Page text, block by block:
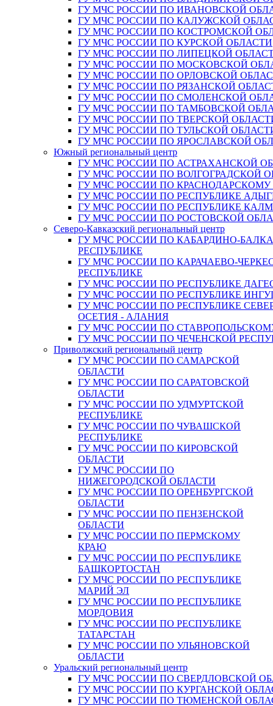
ГУ МЧС РОССИИ ПО ИВАНОВСКОЙ
ГУ МЧС РОССИИ ПО КАЛУЖСКОЙ
ГУ МЧС РОССИИ ПО КОСТРОМСКОЙ
ГУ МЧС РОССИИ ПО КУРСКОЙ ОБЛАСТИ
ГУ МЧС РОССИИ ПО ЛИПЕЦКОЙ
ГУ МЧС РОССИИ ПО МОСКОВСКОЙ
ГУ МЧС РОССИИ ПО ОРЛОВСКОЙ
ГУ МЧС РОССИИ ПО РЯЗАНСКОЙ
ГУ МЧС РОССИИ ПО СМОЛЕНСКОЙ
ГУ МЧС РОССИИ ПО ТАМБОВСКОЙ
ГУ МЧС РОССИИ ПО ТВЕРСКОЙ
ГУ МЧС РОССИИ ПО ТУЛЬСКОЙ
ГУ МЧС РОССИИ ПО ЯРОСЛАВСКОЙ
Южный региональный центр
ГУ МЧС РОССИИ ПО АСТРАХАНСКОЙ
ГУ МЧС РОССИИ ПО ВОЛГОГРАДСКОЙ
ГУ МЧС РОССИИ ПО
ГУ МЧС РОССИИ ПО РЕСПУБЛИКЕ
ГУ МЧС РОССИИ ПО РЕСПУБЛИКЕ
ГУ МЧС РОССИИ ПО РОСТОВСКОЙ
Северо-Кавказский региональный центр
ГУ МЧС РОССИИ ПО КАБАРДИНО-
РЕСПУБЛИКЕ
ГУ МЧС РОССИИ ПО КАРАЧАЕВО-
РЕСПУБЛИКЕ
ГУ МЧС РОССИИ ПО РЕСПУБЛИКЕ
ГУ МЧС РОССИИ ПО РЕСПУБЛИКЕ
ГУ МЧС РОССИИ ПО РЕСПУБЛИКЕ
ОСЕТИЯ - АЛАНИЯ
ГУ МЧС РОССИИ ПО
ГУ МЧС РОССИИ ПО ЧЕЧЕНСКОЙ
Приволжский региональный центр
ГУ МЧС РОССИИ ПО САМАРСКОЙ
ОБЛАСТИ
ГУ МЧС РОССИИ ПО САРАТОВСКОЙ
ОБЛАСТИ
ГУ МЧС РОССИИ ПО УДМУРТСКОЙ
РЕСПУБЛИКЕ
ГУ МЧС РОССИИ ПО ЧУВАШСКОЙ
РЕСПУБЛИКЕ
ГУ МЧС РОССИИ ПО КИРОВСКОЙ
ОБЛАСТИ
ГУ МЧС РОССИИ ПО
НИЖЕГОРОДСКОЙ ОБЛАСТИ
ГУ МЧС РОССИИ ПО ОРЕНБУРГСКОЙ
ОБЛАСТИ
ГУ МЧС РОССИИ ПО ПЕНЗЕНСКОЙ
ОБЛАСТИ
ГУ МЧС РОССИИ ПО ПЕРМСКОМУ
КРАЮ
ГУ МЧС РОССИИ ПО РЕСПУБЛИКЕ
БАШКОРТОСТАН
ГУ МЧС РОССИИ ПО РЕСПУБЛИКЕ
МАРИЙ ЭЛ
ГУ МЧС РОССИИ ПО РЕСПУБЛИКЕ
МОРДОВИЯ
ГУ МЧС РОССИИ ПО РЕСПУБЛИКЕ
ТАТАРСТАН
ГУ МЧС РОССИИ ПО УЛЬЯНОВСКОЙ
ОБЛАСТИ
Уральский региональный центр
ГУ МЧС РОССИИ ПО СВЕРДЛОВСКОЙ
ГУ МЧС РОССИИ ПО КУРГАНСКОЙ
ГУ МЧС РОССИИ ПО ТЮМЕНСКОЙ